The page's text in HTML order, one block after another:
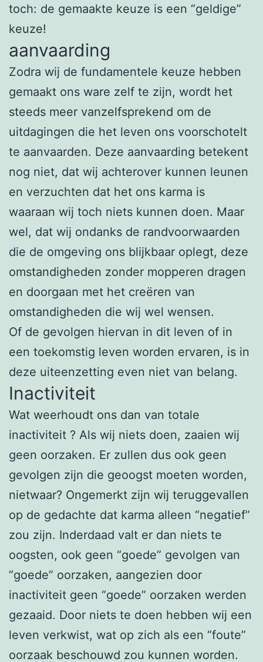
toch: de gemaakte keuze is een “geldige”
keuze!
aanvaarding
Zodra wij de fundamentele keuze hebben
gemaakt ons ware zelf te zijn, wordt het
steeds meer vanzelfsprekend om de
uitdagingen die het leven ons voorschotelt
te aanvaarden. Deze aanvaarding betekent
nog niet, dat wij achterover kunnen leunen
en verzuchten dat het ons karma is
waaraan wij toch niets kunnen doen. Maar
wel, dat wij ondanks de randvoorwaarden
die de omgeving ons blijkbaar oplegt, deze
omstandigheden zonder mopperen dragen
en doorgaan met het creëren van
omstandigheden die wij wel wensen.
Of de gevolgen hiervan in dit leven of in
een toekomstig leven worden ervaren, is in
deze uiteenzetting even niet van belang.
Inactiviteit
Wat weerhoudt ons dan van totale
inactiviteit ? Als wij niets doen, zaaien wij
geen oorzaken. Er zullen dus ook geen
gevolgen zijn die geoogst moeten worden,
nietwaar? Ongemerkt zijn wij teruggevallen
op de gedachte dat karma alleen “negatief”
zou zijn. Inderdaad valt er dan niets te
oogsten, ook geen “goede” gevolgen van
“goede” oorzaken, aangezien door
inactiviteit geen “goede” oorzaken werden
gezaaid. Door niets te doen hebben wij een
leven verkwist, wat op zich als een “foute”
oorzaak beschouwd zou kunnen worden.